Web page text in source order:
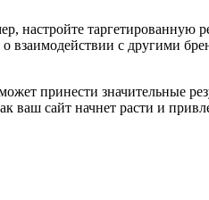
таргетированную
с другими
принести значительные
ваш сайт начнет расти и